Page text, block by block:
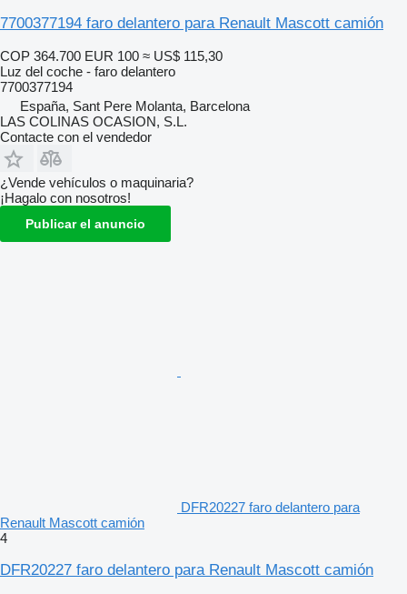
7700377194 faro delantero para Renault Mascott camión
COP 364.700 EUR 100 ≈ US$ 115,30
Luz del coche - faro delantero
7700377194
España, Sant Pere Molanta, Barcelona
LAS COLINAS OCASION, S.L.
Contacte con el vendedor
¿Vende vehículos o maquinaria?
¡Hagalo con nosotros!
Publicar el anuncio
DFR20227 faro delantero para
Renault Mascott camión
4
DFR20227 faro delantero para Renault Mascott camión